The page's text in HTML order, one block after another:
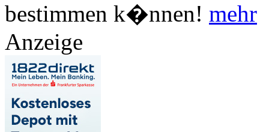
bestimmen k�nnen! mehr
Anzeige